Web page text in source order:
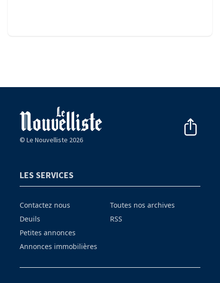
© Le Nouvelliste 2026
LES SERVICES
Contactez nous
Deuils
Petites annonces
Annonces immobilières
Toutes nos archives
RSS